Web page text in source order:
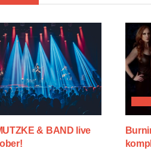
& BAND live